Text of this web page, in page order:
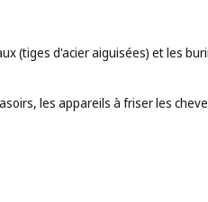
(tiges d'acier aiguisées) et les
les appareils à friser les